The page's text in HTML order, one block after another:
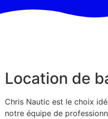
Location de
Chris Nautic est le choix
notre équipe de